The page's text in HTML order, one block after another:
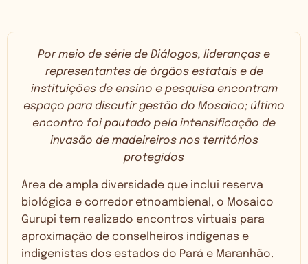
Por meio de série de Diálogos, lideranças e
representantes de órgãos estatais e de
instituições de ensino e pesquisa encontram
espaço para discutir gestão do Mosaico; último
encontro foi pautado pela intensificação de
invasão de madeireiros nos territórios
protegidos
Área de ampla diversidade que inclui reserva
biológica e corredor etnoambienal, o Mosaico
Gurupi tem realizado encontros virtuais para
aproximação de conselheiros indígenas e
indigenistas dos estados do Pará e Maranhão.